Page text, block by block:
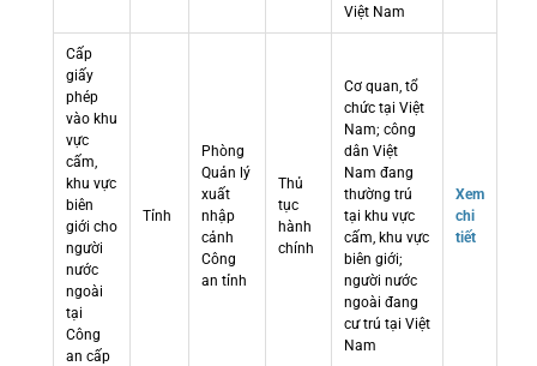
Việt Nam
Cấp
giấy
phép
vào khu
vực
cấm,
khu vực
biên
giới cho
người
nước
ngoài
tại
Công
an cấp
Tỉnh
Phòng
Quản lý
xuất
nhập
cảnh
Công
an tỉnh
Thủ
tục
hành
chính
Cơ quan, tổ
chức tại Việt
Nam; công
dân Việt
Nam đang
thường trú
tại khu vực
cấm, khu vực
biên giới;
người nước
ngoài đang
cư trú tại Việt
Nam
Xem
chi
tiết